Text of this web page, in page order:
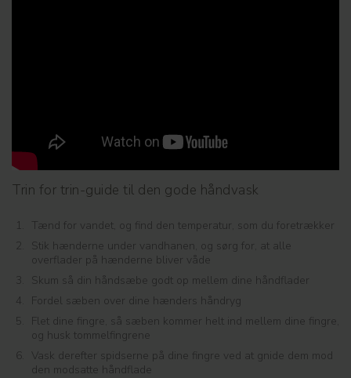
Trin for trin-guide til den gode håndvask
Tænd for vandet, og find den temperatur, som du foretrækker
Stik hænderne under vandhanen, og sørg for, at alle
overflader på hænderne bliver våde
Skum så din håndsæbe godt op mellem dine håndflader
Fordel sæben over dine hænders håndryg
Flet dine fingre, så sæben kommer helt ind mellem dine fingre,
og husk tommelfingrene
Vask derefter spidserne på dine fingre ved at gnide dem mod
den modsatte håndflade